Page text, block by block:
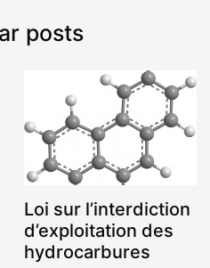
posts
Loi sur l’interdiction
d’exploitation des
hydrocarbures